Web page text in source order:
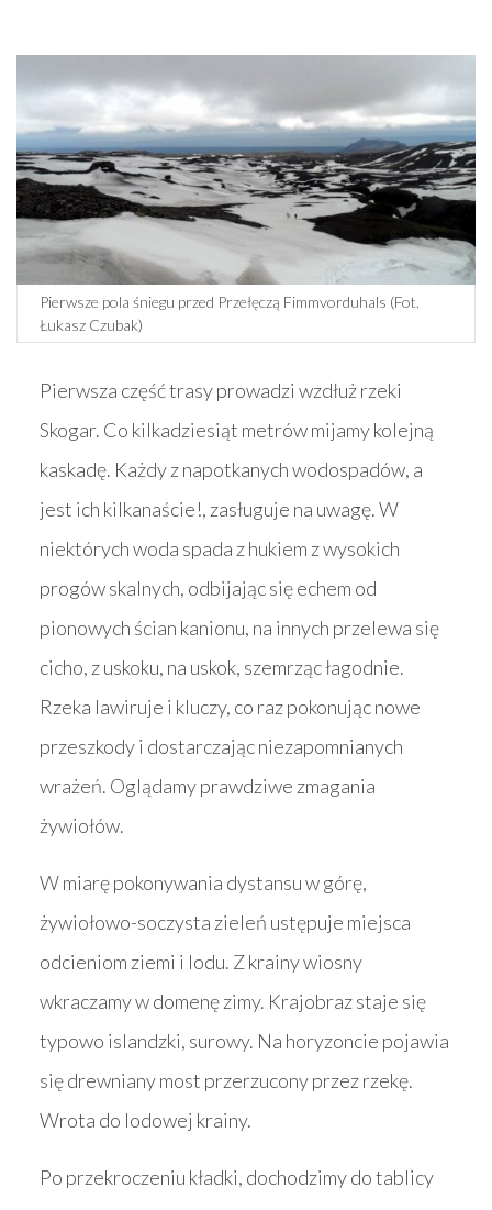
Pierwsze pola śniegu przed Przełęczą Fimmvorduhals (Fot.
Łukasz Czubak)
Pierwsza część trasy prowadzi wzdłuż rzeki
Skogar. Co kilkadziesiąt metrów mijamy kolejną
kaskadę. Każdy z napotkanych wodospadów, a
jest ich kilkanaście!, zasługuje na uwagę. W
niektórych woda spada z hukiem z wysokich
progów skalnych, odbijając się echem od
pionowych ścian kanionu, na innych przelewa się
cicho, z uskoku, na uskok, szemrząc łagodnie.
Rzeka lawiruje i kluczy, co raz pokonując nowe
przeszkody i dostarczając niezapomnianych
wrażeń. Oglądamy prawdziwe zmagania
żywiołów.
W miarę pokonywania dystansu w górę,
żywiołowo-soczysta zieleń ustępuje miejsca
odcieniom ziemi i lodu. Z krainy wiosny
wkraczamy w domenę zimy. Krajobraz staje się
typowo islandzki, surowy. Na horyzoncie pojawia
się drewniany most przerzucony przez rzekę.
Wrota do lodowej krainy.
Po przekroczeniu kładki, dochodzimy do tablicy